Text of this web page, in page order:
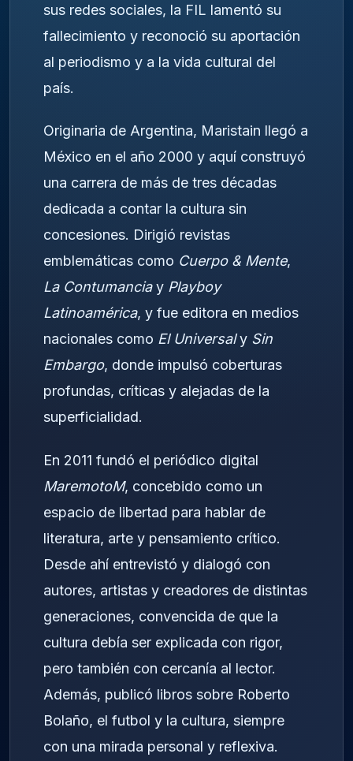
sus redes sociales, la FIL lamentó su
fallecimiento y reconoció su aportación
al periodismo y a la vida cultural del
país.
Originaria de Argentina, Maristain llegó a
México en el año 2000 y aquí construyó
una carrera de más de tres décadas
dedicada a contar la cultura sin
concesiones. Dirigió revistas
emblemáticas como Cuerpo & Mente,
La Contumanciay Playboy
Latinoamérica, y fue editora en medios
nacionales como El Universaly Sin
Embargo, donde impulsó coberturas
profundas, críticas y alejadas de la
superficialidad.
En 2011 fundó el periódico digital
MaremotoM, concebido como un
espacio de libertad para hablar de
literatura, arte y pensamiento crítico.
Desde ahí entrevistó y dialogó con
autores, artistas y creadores de distintas
generaciones, convencida de que la
cultura debía ser explicada con rigor,
pero también con cercanía al lector.
Además, publicó libros sobre Roberto
Bolaño, el futbol y la cultura, siempre
con una mirada personal y reflexiva.